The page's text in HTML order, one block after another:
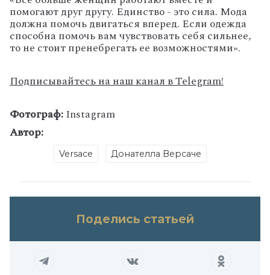
помогают друг другу. Единство - это сила. Мода
должна помочь двигаться вперед. Если одежда
способна помочь вам чувствовать себя сильнее,
то не стоит пренебрегать ее возможностями».
Подписывайтесь на наш канал в Telegram!
Фотограф:Instagram
Автор:
Versace Донателла Версаче
Поделись статьей